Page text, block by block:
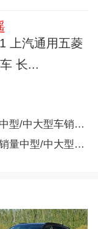
上汽通用五菱
长...
大型车销量排行榜
中大型车销量排行榜